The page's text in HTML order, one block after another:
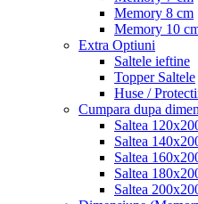
Memory 8 cm
Memory 10
Extra Optiuni
Saltele ieftine
Topper Saltele
Huse /
Cumpara dupa
Saltea
Saltea
Saltea
Saltea
Saltea